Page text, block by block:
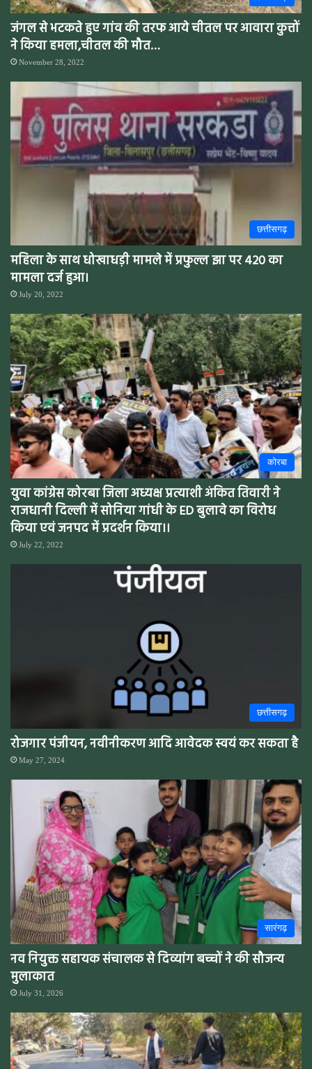
जंगल से भटकते हुए गांव की तरफ आये चीतल पर आवारा कुत्तों
ने किया हमला,चीतल की मौत…
November 28, 2022
छत्तीसगढ़
महिला के साथ धोखाधड़ी मामले में प्रफुल्ल झा पर 420 का
मामला दर्ज हुआ।
July 20, 2022
कोरबा
युवा कांग्रेस कोरबा जिला अध्यक्ष प्रत्याशी अंकित तिवारी ने
राजधानी दिल्ली में सोनिया गांधी के ED बुलावे का विरोध
किया एवं जनपद में प्रदर्शन किया।।
July 22, 2022
छत्तीसगढ़
रोजगार पंजीयन, नवीनीकरण आदि आवेदक स्वयं कर सकता है
May 27, 2024
सारंगढ़
नव नियुक्त सहायक संचालक से दिव्यांग बच्चों ने की सौजन्य
मुलाकात
July 31, 2026